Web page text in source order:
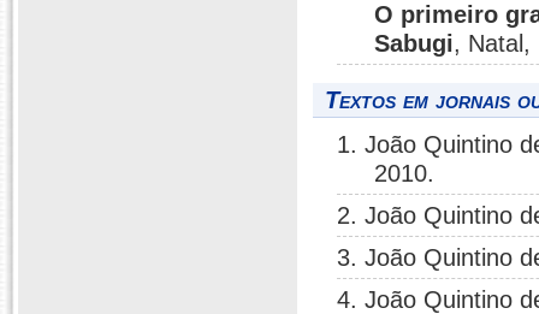
O primeiro
Sabugi, Natal,
Textos em jornais
1. João Quintino
2010.
2. João Quintino
3. João Quintino
4. João Quintino